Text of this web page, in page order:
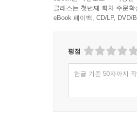
클래스는 첫번째 회차 주문
eBook 페이백, CD/LP, DVD/
평점
한글 기준 50자까지